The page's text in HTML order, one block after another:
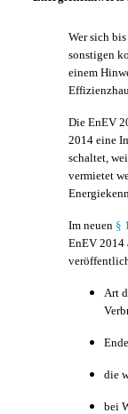
Wer sich
sonstigen
einem
Die EnEV
2014 eine
schaltet,
vermietet
Im neuen §
EnEV 2014
Art
die
bei